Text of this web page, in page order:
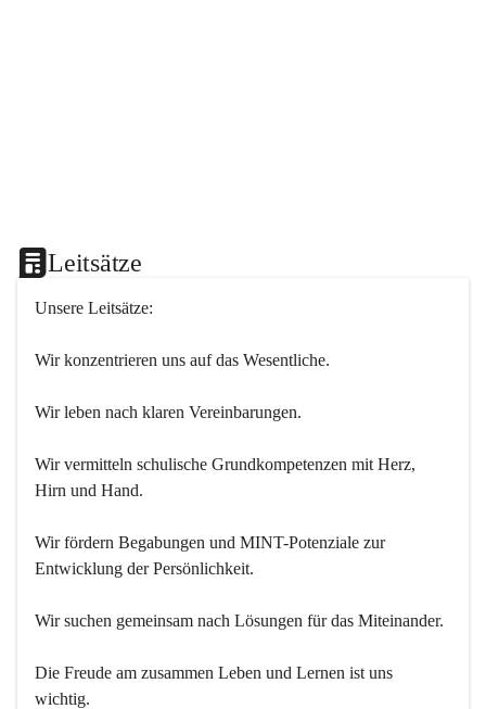
Leitsätze
Unsere Leitsätze:
Wir konzentrieren uns auf das Wesentliche.
Wir leben nach klaren Vereinbarungen.
Wir vermitteln schulische Grundkompetenzen mit Herz,
Hirn und Hand.
Wir fördern Begabungen und MINT-Potenziale zur
Entwicklung der Persönlichkeit.
Wir suchen gemeinsam nach Lösungen für das Miteinander.
Die Freude am zusammen Leben und Lernen ist uns
wichtig.